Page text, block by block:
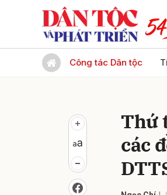
Công tác Dân tộc
Thứ
các